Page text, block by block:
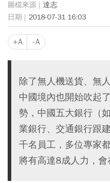
達志
2018-07-31 16:03
+A -A
除了無人機送貨、無
中國境內也開始吹起
勢，中國五大銀行（
業銀行、交通銀行跟
千名員工，多位專家
將有高達8成人力，會